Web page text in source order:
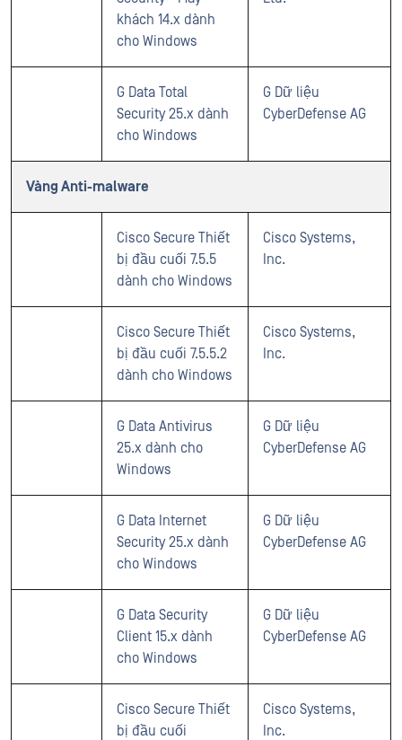
khách 14.x dành
cho Windows
G Data Total
Security 25.x dành
cho Windows
G Dữ liệu
CyberDefense AG
Vàng Anti-malware
Cisco Secure Thiết
bị đầu cuối 7.5.5
dành cho Windows
Cisco Systems,
Inc.
Cisco Secure Thiết
bị đầu cuối 7.5.5.2
dành cho Windows
Cisco Systems,
Inc.
G Data Antivirus
25.x dành cho
Windows
G Dữ liệu
CyberDefense AG
G Data Internet
Security 25.x dành
cho Windows
G Dữ liệu
CyberDefense AG
G Data Security
Client 15.x dành
cho Windows
G Dữ liệu
CyberDefense AG
Cisco Secure Thiết
bị đầu cuối
Cisco Systems,
Inc.